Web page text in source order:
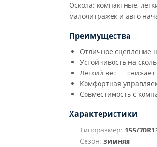
Оскола: компактные,
малолитражек и авто
Преимущества
Отличное сцепление
Устойчивость на
Лёгкий вес — снижает
Комфортная
Совместимость с
Характеристики
Типоразмер: 155/
Сезон: зимняя